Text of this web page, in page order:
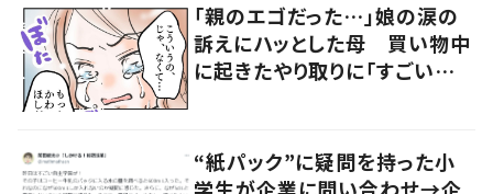
「親のエゴだった…」娘の涙の
訴えにハッとした母 買い物中
に起きたやり取りに「すごい分
“紙パック”に疑問を持った小